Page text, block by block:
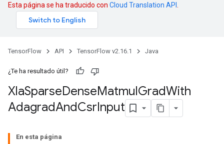
Esta página se ha traducido con Cloud Translation API
TensorFlow API TensorFlow v2.16.1 Java
¿Te ha resultado útil?
XlaSparseDenseMatmulGradWith
AdagradAndCsrInput
En esta página